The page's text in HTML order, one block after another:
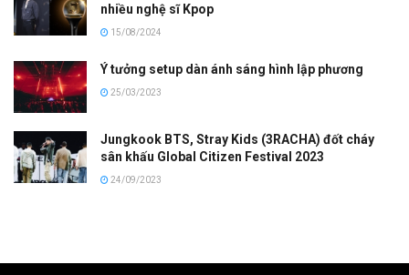
nhiều nghệ sĩ Kpop
15/08/2024
Ý tưởng setup dàn ánh sáng hình lập phương
25/03/2023
Jungkook BTS, Stray Kids (3RACHA) đốt cháy
sân khấu Global Citizen Festival 2023
24/09/2023